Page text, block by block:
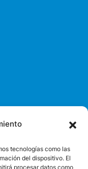
tecnologías como las
del dispositivo. El
procesar datos como